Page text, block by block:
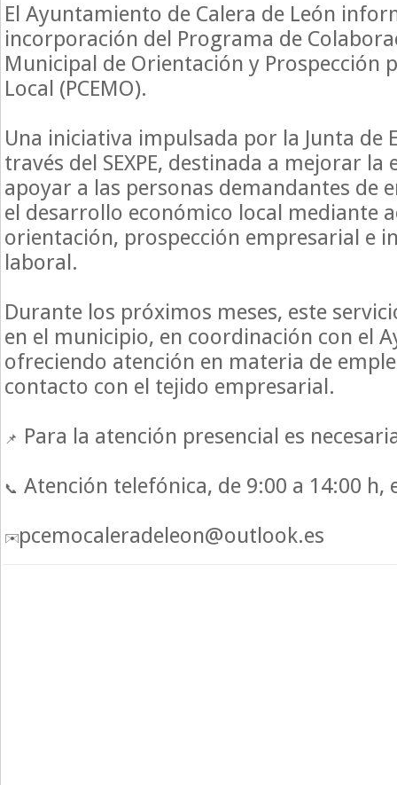
El Ayuntamiento de Calera de León
incorporación del Programa de
Municipal de Orientación y Prospección
Local (PCEMO).
Una iniciativa impulsada por la Junta de
través del SEXPE, destinada a mejorar la
apoyar a las personas demandantes de
el desarrollo económico local mediante
orientación, prospección empresarial e
laboral.
Durante los próximos meses, este
en el municipio, en coordinación con el
ofreciendo atención en materia de
contacto con el tejido empresarial.
Para la atención presencial es
Atención telefónica, de 9:00 a 14:00 h,
pcemocaleradeleon@outlook.es